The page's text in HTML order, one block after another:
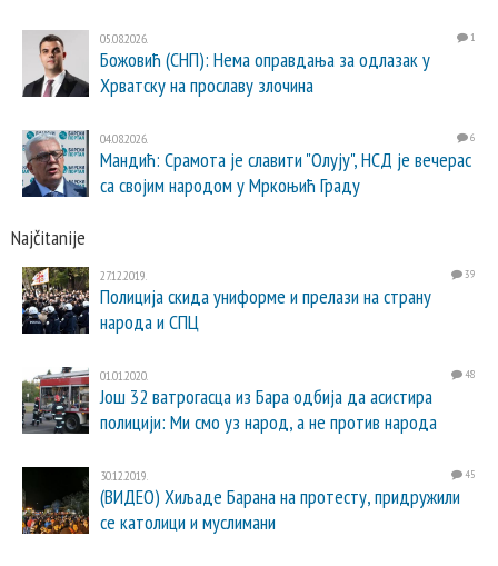
05.08.2026. 1
Божовић (СНП): Нема оправдања за одлазак у
Хрватску на прославу злочина
04.08.2026. 6
Мандић: Срамота је славити "Олују", НСД је вечерас
са својим народом у Мркоњић Граду
Najčitanije
27.12.2019. 39
Полиција скида униформе и прелази на страну
народа и СПЦ
01.01.2020. 48
Још 32 ватрогасца из Бара одбија да асистира
полицији: Ми смо уз народ, а не против народа
30.12.2019. 45
(ВИДЕО) Хиљаде Барана на протесту, придружили
се католици и муслимани